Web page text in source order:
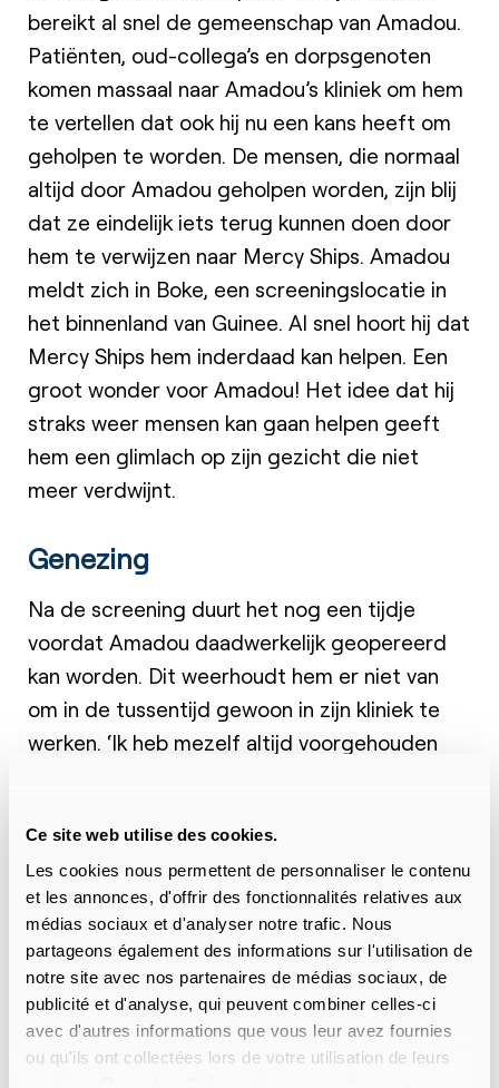
Ce site web utilise des cookies.
Les cookies nous permettent de personnaliser le contenu
et les annonces, d'offrir des fonctionnalités relatives aux
médias sociaux et d'analyser notre trafic. Nous
partageons également des informations sur l'utilisation de
notre site avec nos partenaires de médias sociaux, de
publicité et d'analyse, qui peuvent combiner celles-ci
avec d'autres informations que vous leur avez fournies
ou qu'ils ont collectées lors de votre utilisation de leurs
bereikt al snel de gemeenschap van Amadou.
Patiënten, oud-collega’s en dorpsgenoten
komen massaal naar Amadou’s kliniek om hem
te vertellen dat ook hij nu een kans heeft om
geholpen te worden. De mensen, die normaal
altijd door Amadou geholpen worden, zijn blij
dat ze eindelijk iets terug kunnen doen door
hem te verwijzen naar Mercy Ships. Amadou
meldt zich in Boke, een screeningslocatie in
het binnenland van Guinee. Al snel hoort hij dat
Mercy Ships hem inderdaad kan helpen. Een
groot wonder voor Amadou! Het idee dat hij
straks weer mensen kan gaan helpen geeft
hem een glimlach op zijn gezicht die niet
meer verdwijnt.
Genezing
Na de screening duurt het nog een tijdje
voordat Amadou daadwerkelijk geopereerd
kan worden. Dit weerhoudt hem er niet van
om in de tussentijd gewoon in zijn kliniek te
werken. ‘Ik heb mezelf altijd voorgehouden
op. En als ik mensen om me heen kan helpen,
zal God mij ook helpen’, zegt Amadou.
Als Amadou aan de beurt is om geopereerd te
worden, gaat het razendsnel. De operatie
verloopt voorspoedig en Amadou heeft
slechts 2 dagen aan boord nodig om te
herstellen. Na zijn eerste en enige